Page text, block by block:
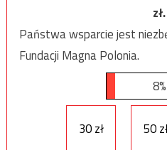
zł.
Państwa wsparcie jest
Fundacji Magna Polonia.
8%
30 zł 50